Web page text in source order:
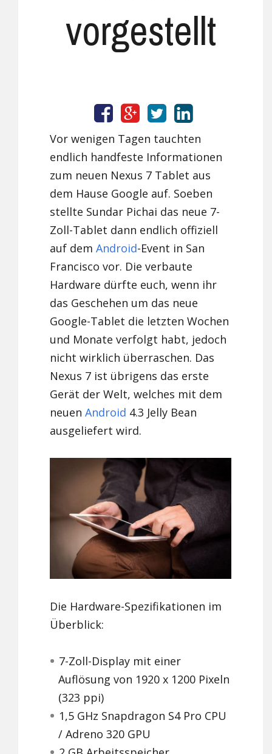
vorgestellt
Vor wenigen Tagen tauchten
endlich handfeste Informationen
zum neuen Nexus 7 Tablet aus
dem Hause Google auf. Soeben
stellte Sundar Pichai das neue 7-
Zoll-Tablet dann endlich offiziell
auf demAndroid-Event in San
Francisco vor. Die verbaute
Hardware dürfte euch, wenn ihr
das Geschehen um das neue
Google-Tablet die letzten Wochen
und Monate verfolgt habt, jedoch
nicht wirklich überraschen. Das
Nexus 7 ist übrigens das erste
Gerät der Welt, welches mit dem
neuenAndroid 4.3 Jelly Bean
ausgeliefert wird.
Die Hardware-Spezifikationen im
Überblick:
7-Zoll-Display mit einer
Auflösung von 1920 x 1200 Pixeln
(323 ppi)
1,5 GHz Snapdragon S4 Pro CPU
/ Adreno 320 GPU